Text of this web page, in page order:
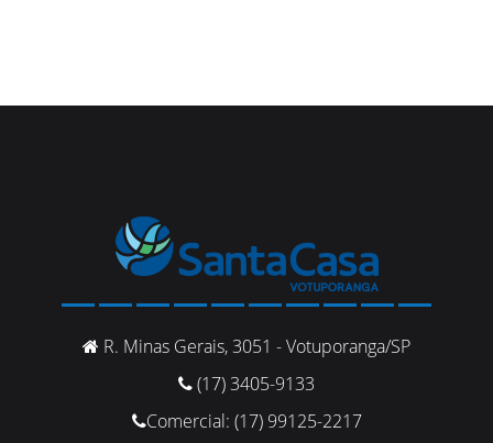
R. Minas Gerais, 3051 - Votuporanga/SP
(17) 3405-9133
Comercial: (17) 99125-2217